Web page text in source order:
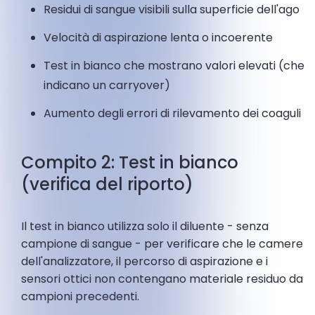
Residui di sangue visibili sulla superficie dell'ago
Velocità di aspirazione lenta o incoerente
Test in bianco che mostrano valori elevati (che
indicano un carryover)
Aumento degli errori di rilevamento dei coaguli
Compito 2: Test in bianco
(verifica del riporto)
Il test in bianco utilizza solo il diluente - senza
campione di sangue - per verificare che le camere
dell'analizzatore, il percorso di aspirazione e i
sensori ottici non contengano materiale residuo da
campioni precedenti.